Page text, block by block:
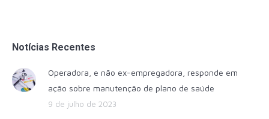
Notícias Recentes
Operadora, e não ex-empregadora, responde em
ação sobre manutenção de plano de saúde
9 de julho de 2023